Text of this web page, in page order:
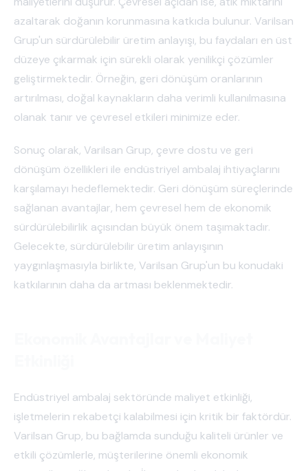
azaltarak doğanın korunmasına katkıda bulunur. Varilsan
Grup'un sürdürülebilir üretim anlayışı, bu faydaları en üst
düzeye çıkarmak için sürekli olarak yenilikçi çözümler
geliştirmektedir. Örneğin, geri dönüşüm oranlarının
artırılması, doğal kaynakların daha verimli kullanılmasına
olanak tanır ve çevresel etkileri minimize eder.
Sonuç olarak, Varilsan Grup, çevre dostu ve geri
dönüşüm özellikleri ile endüstriyel ambalaj ihtiyaçlarını
karşılamayı hedeflemektedir. Geri dönüşüm süreçlerinde
sağlanan avantajlar, hem çevresel hem de ekonomik
sürdürülebilirlik açısından büyük önem taşımaktadır.
Gelecekte, sürdürülebilir üretim anlayışının
yaygınlaşmasıyla birlikte, Varilsan Grup'un bu konudaki
katkılarının daha da artması beklenmektedir.
Endüstriyel ambalaj sektöründe maliyet etkinliği,
işletmelerin rekabetçi kalabilmesi için kritik bir faktördür.
Varilsan Grup, bu bağlamda sunduğu kaliteli ürünler ve
etkili çözümlerle, müşterilerine önemli ekonomik